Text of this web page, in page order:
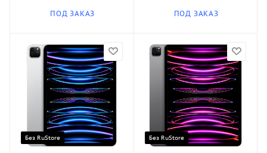
ПОД ЗАКАЗ ПОД ЗАКАЗ
Без RuStore Без RuStore